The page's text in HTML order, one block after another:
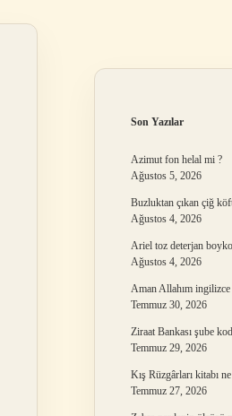
Son Yazılar
Azimut fon helal mi ?
Ağustos 5, 2026
Buzluktan çıkan çiğ
Ağustos 4, 2026
Ariel toz deterjan
Ağustos 4, 2026
Aman Allahım ingilizce
Temmuz 30, 2026
Ziraat Bankası şube
Temmuz 29, 2026
Kış Rüzgârları kitabı
Temmuz 27, 2026